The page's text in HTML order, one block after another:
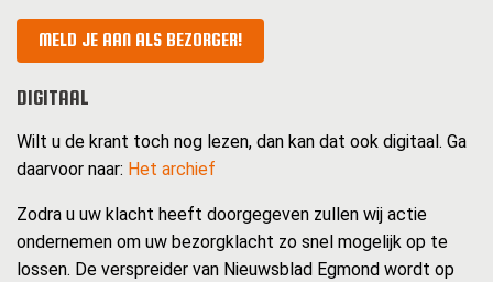
MELD JE AAN ALS BEZORGER!
DIGITAAL
Wilt u de krant toch nog lezen, dan kan dat ook digitaal. Ga
daarvoor naar: Het archief
Zodra u uw klacht heeft doorgegeven zullen wij actie
ondernemen om uw bezorgklacht zo snel mogelijk op te
lossen. De verspreider van Nieuwsblad Egmond wordt op